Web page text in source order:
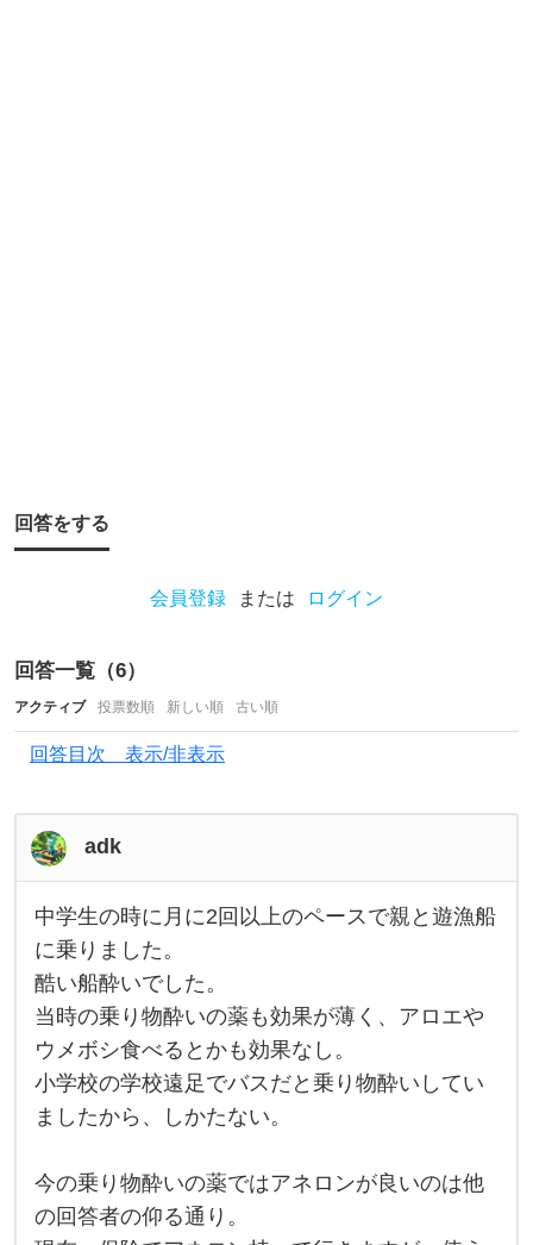
れ
ま
船
酔
い
る
な
ら
船
に
回答をする
会員登録 または ログイン
回答一覧（6）
アクティブ 投票数順 新しい順 古い順
回答目次 表示/非表示
adk
中
学
生
の
時
に
月
に
2
回
以
ペ
ー
ス
で
中学生の時に月に2回以上のペースで親と遊漁船
に乗りました。
酷い船酔いでした。
当時の乗り物酔いの薬も効果が薄く、アロエや
ウメボシ食べるとかも効果なし。
小学校の学校遠足でバスだと乗り物酔いしてい
ましたから、しかたない。
今の乗り物酔いの薬ではアネロンが良いのは他
の回答者の仰る通り。